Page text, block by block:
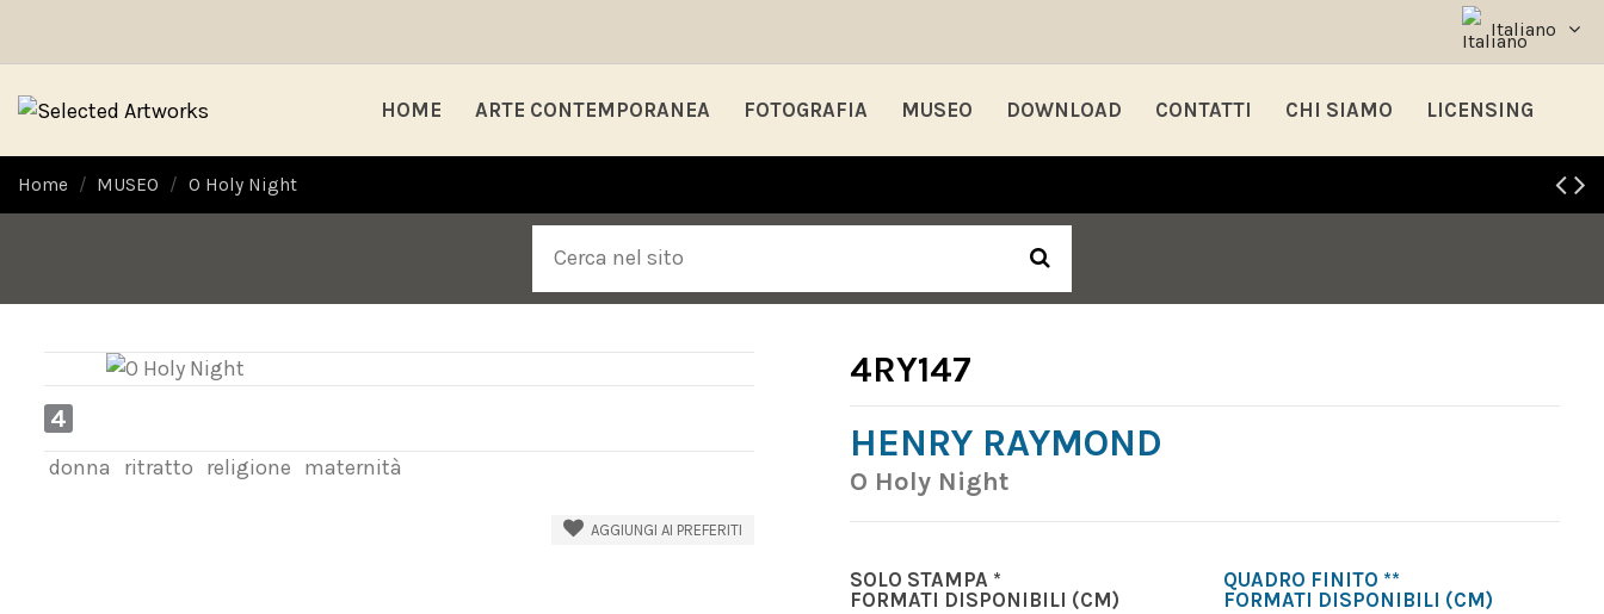
Italiano
HOME ARTE CONTEMPORANEA FOTOGRAFIA MUSEO DOWNLOAD CONTATTI CHI SIAMO LICENSING
Home MUSEO O Holy Night
4
donna ritratto religione maternità
AGGIUNGI AI PREFERITI
4RY147
HENRY RAYMOND
O Holy Night
SOLO STAMPA *
FORMATI DISPONIBILI (CM)
QUADRO FINITO **
FORMATI DISPONIBILI (CM)